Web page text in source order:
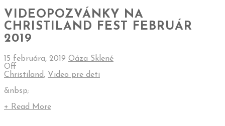
VIDEOPOZVÁNKY NA
CHRISTILAND FEST FEBRUÁR
2019
15 februára, 2019 Oáza Sklené
Off
Christiland, Video pre deti
&nbsp;
+ Read More